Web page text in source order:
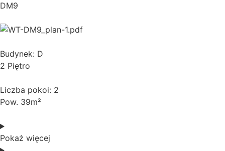
DM9
Budynek: D
2 Piętro
Liczba pokoi: 2
Pow. 39m²
Pokaż więcej